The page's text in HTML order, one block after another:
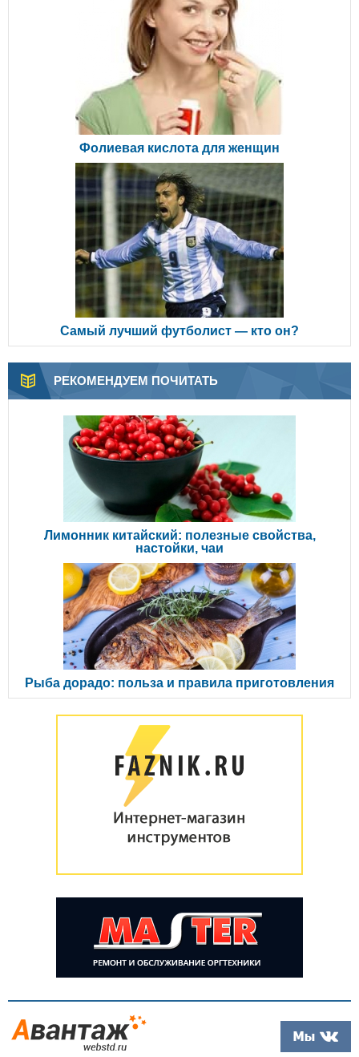
Фолиевая кислота для женщин
Самый лучший футболист — кто он?
РЕКОМЕНДУЕМ ПОЧИТАТЬ
Лимонник китайский: полезные свойства,
настойки, чаи
Рыба дорадо: польза и правила приготовления